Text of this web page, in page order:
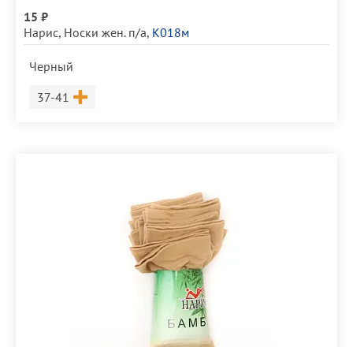
15 ₽
Нарис, Носки жен. п/а, К018м
Черный
Размер
37-41